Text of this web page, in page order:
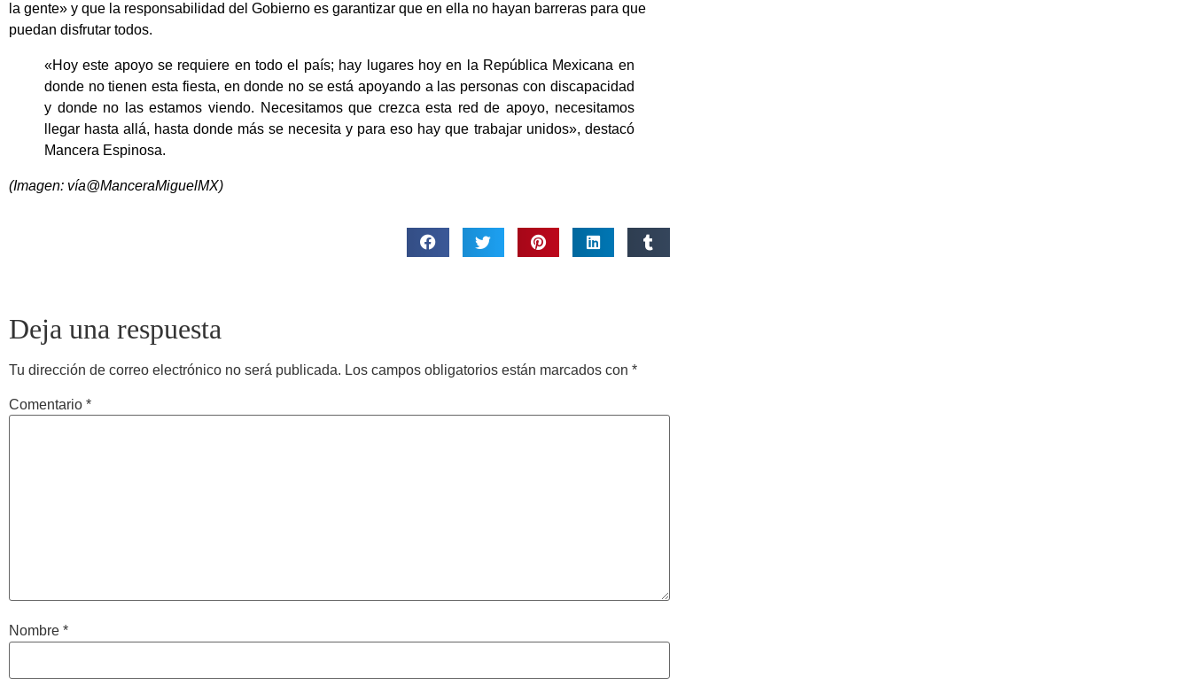
la gente» y que la responsabilidad del Gobierno es garantizar que en ella no hayan barreras para que
puedan disfrutar todos.
«Hoy este apoyo se requiere en todo el país; hay lugares hoy en la República Mexicana en
donde no tienen esta fiesta, en donde no se está apoyando a las personas con discapacidad
y donde no las estamos viendo. Necesitamos que crezca esta red de apoyo, necesitamos
llegar hasta allá, hasta donde más se necesita y para eso hay que trabajar unidos», destacó
Mancera Espinosa.
(Imagen: vía@ManceraMiguelMX)
Deja una respuesta
Tu dirección de correo electrónico no será publicada. Los campos obligatorios están marcados con *
Comentario *
Nombre *